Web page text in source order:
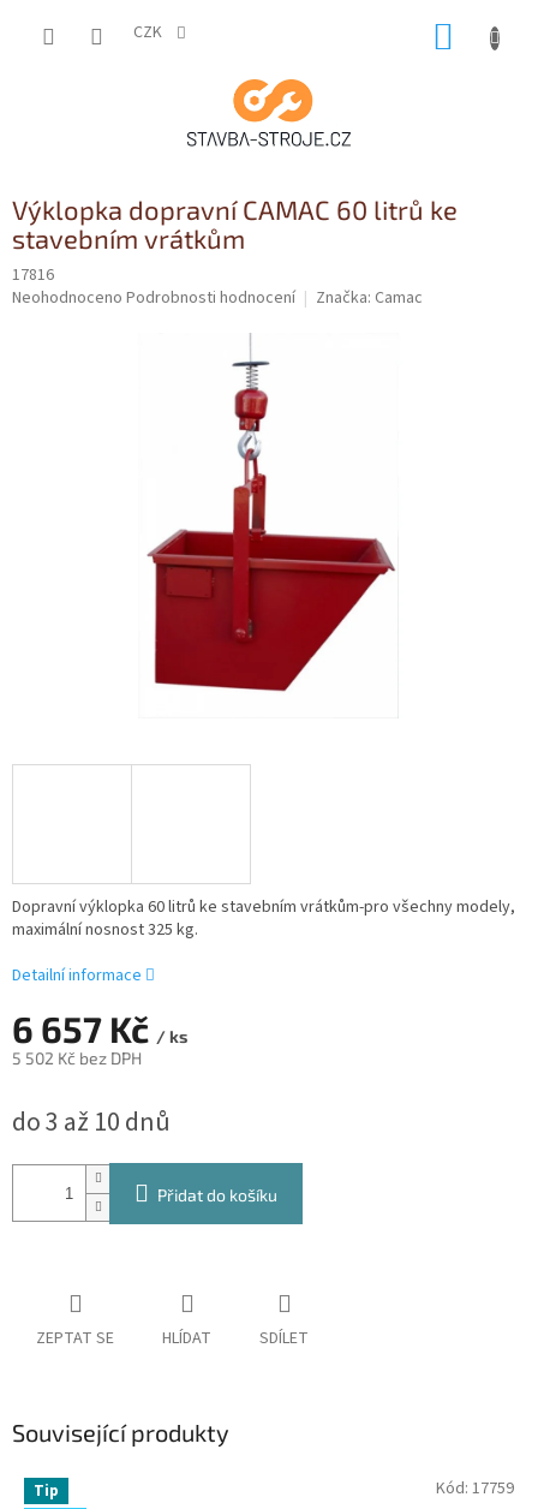
CZK
Výklopka dopravní CAMAC 60 litrů ke
stavebním vrátkům
17816
Průměrné
Neohodnoceno Podrobnosti hodnocení Značka: Camac
6 657 Kč / ks
5 502 Kč bez DPH
cena:
do 3 až 10 dnů
Přidat do košíku
Dopravní výklopka 60 litrů ke stavebním vrátkům-pro všechny modely,
maximální nosnost 325 kg.
Detailní informace
ZEPTAT SE HLÍDAT SDÍLET
Související produkty
Tip
Kód: 17759